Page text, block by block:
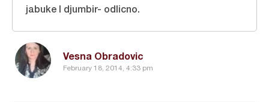
Vesna Obradovic
February 18, 2014, 4:33 pm
jabuke I djumbir- odlicno.